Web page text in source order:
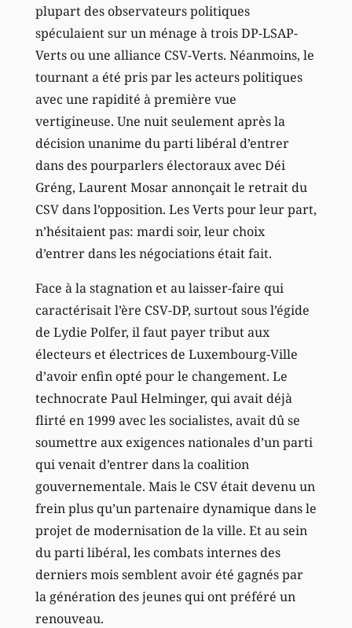
plupart des observateurs politiques
spéculaient sur un ménage à trois DP-LSAP-
Verts ou une alliance CSV-Verts. Néanmoins, le
tournant a été pris par les acteurs politiques
avec une rapidité à première vue
vertigineuse. Une nuit seulement après la
décision unanime du parti libéral d’entrer
dans des pourparlers électoraux avec Déi
Gréng, Laurent Mosar annonçait le retrait du
CSV dans l’opposition. Les Verts pour leur part,
n’hésitaient pas: mardi soir, leur choix
d’entrer dans les négociations était fait.
Face à la stagnation et au laisser-faire qui
caractérisait l’ère CSV-DP, surtout sous l’égide
de Lydie Polfer, il faut payer tribut aux
électeurs et électrices de Luxembourg-Ville
d’avoir enfin opté pour le changement. Le
technocrate Paul Helminger, qui avait déjà
flirté en 1999 avec les socialistes, avait dû se
soumettre aux exigences nationales d’un parti
qui venait d’entrer dans la coalition
gouvernementale. Mais le CSV était devenu un
frein plus qu’un partenaire dynamique dans le
projet de modernisation de la ville. Et au sein
du parti libéral, les combats internes des
derniers mois semblent avoir été gagnés par
la génération des jeunes qui ont préféré un
renouveau.